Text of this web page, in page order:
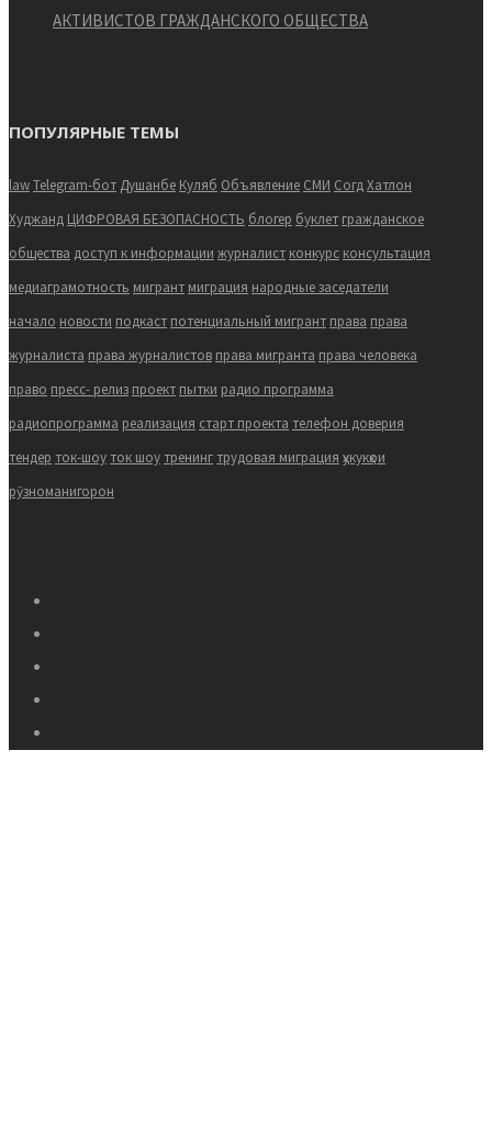
АКТИВИСТОВ ГРАЖДАНСКОГО ОБЩЕСТВА
ПОПУЛЯРНЫЕ ТЕМЫ
lawTelegram-бот Душанбе Куляб Объявление СМИ СогдХатлон
Худжанд ЦИФРОВАЯ БЕЗОПАСНОСТЬ блогер буклет гражданское
общества доступ к информации журналист конкурс консультация
медиаграмотность мигрант миграция народные заседатели
начало новости подкаст потенциальный мигрант права права
журналиста права журналистов права мигранта права человека
право пресс- релиз проект пытки радио программа
радиопрограмма реализация старт проекта телефон доверия
тендер ток-шоуток шоутренингтрудовая миграция ҳукукҳои
рӯзноманигорон